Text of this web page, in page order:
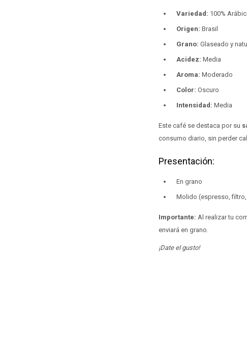
Variedad: 100%
Origen: Brasil
Grano: Glaseado y
Acidez: Media
Aroma: Moderado
Color: Oscuro
Intensidad: Media
Este café se destaca por su
consumo diario, sin perder
Presentación:
En grano
Molido (espresso,
Importante: Al realizar tu
enviará en grano.
¡Date el gusto!